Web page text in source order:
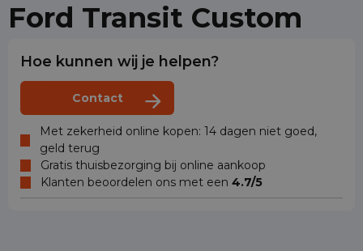
Ford Transit Custom
Hoe kunnen wij je helpen?
Contact
Met zekerheid online kopen: 14 dagen niet goed,
geld terug
Gratis thuisbezorging bij online aankoop
Klanten beoordelen ons met een 4.7/5